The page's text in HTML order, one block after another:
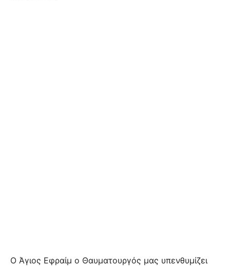
Ο Άγιος Εφραίμ ο Θαυματουργός μας υπενθυμίζει